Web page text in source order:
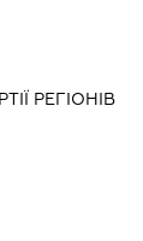
РЕГІОНІВ